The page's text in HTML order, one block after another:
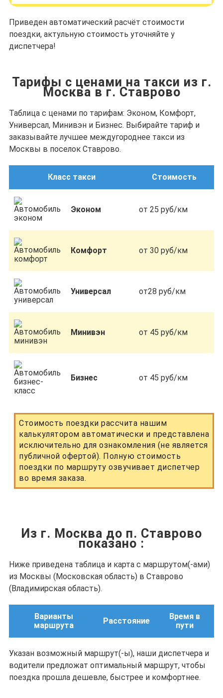
Приведен автоматический расчёт стоимости
поездки, актульную стоимость уточняйте у
диспетчера!
Тарифы с ценами на такси из г.
Москва в г. Ставрово
Таблица с ценами по тарифам: Эконом, Комфорт,
Универсал, Минивэн и Бизнес. Выбирайте тариф и
заказывайте лучшее междугороднее такси из
Москвы в поселок Ставрово.
Класс такси Стоимость
Эконом от 25 руб/км
Комфорт от 30 руб/км
Универсал от28 руб/км
Минивэн от 45 руб/км
Бизнес от 45 руб/км
Стоимость поездки рассчита нашим
калькулятором автоматически и представлена
исключительно для ознакомления (не является
публичной офертой). Полную стоимость
поездки по маршруту озвучивает диспетчер
во время заказа.
Из г. Москва до п. Ставрово
показано :
Ниже приведена таблица и карта с маршрутом(-ами)
из Москвы (Московская область) в Ставрово
(Владимирская область).
Варианты
маршрута
Расстояние
Время в
пути
Указан возможный маршрут(-ы), наши диспетчера и
водители предложат оптимальный маршрут, чтобы
поездка прошла дешевле, быстрее и комфортнее.